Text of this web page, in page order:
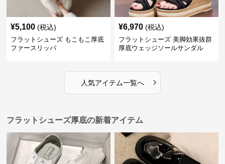
¥5,100 (税込)
フラットシューズ もこもこ厚底
ファースリッパ
¥6,970 (税込)
フラットシューズ 美脚効果抜群
厚底ウェッジソールサンダル
人気アイテム一覧へ ›
フラットシューズ厚底の新着アイテム